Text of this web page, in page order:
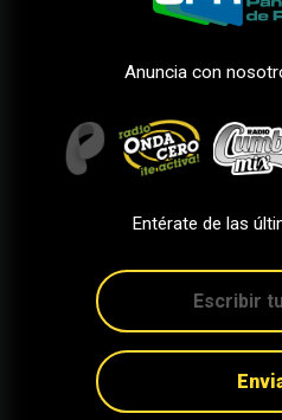
Anuncia con
Entérate de las